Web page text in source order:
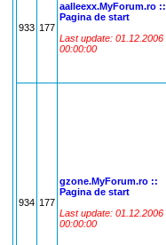
933 177
aalleexx.MyForum.ro ::
Pagina de start
Last update: 01.12.2006
00:00:00
934 177
gzone.MyForum.ro ::
Pagina de start
Last update: 01.12.2006
00:00:00